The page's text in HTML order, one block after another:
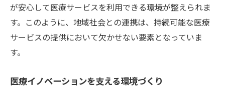
が安心して医療サービスを利用できる環境が整えられま
す。このように、地域社会との連携は、持続可能な医療
サービスの提供において欠かせない要素となっていま
す。
医療イノベーションを支える環境づくり